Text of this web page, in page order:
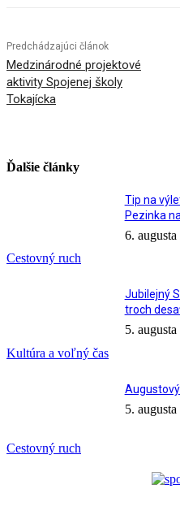
Predchádzajúci článok
Medzinárodné projektové
aktivity Spojenej školy
Tokajícka
Ďalšie články
Cestovný ruch
Tip na
Pezinka
6.
Kultúra a voľný čas
Jubilejný
troch
5.
Cestovný ruch
5.